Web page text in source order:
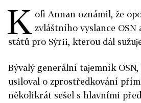
K ofi Annan oznámil, že
zvláštního vyslance OSN
států pro Sýrii, kterou dál
Bývalý generální tajemník
usiloval o zprostředkování
několikrát sešel s hlavními